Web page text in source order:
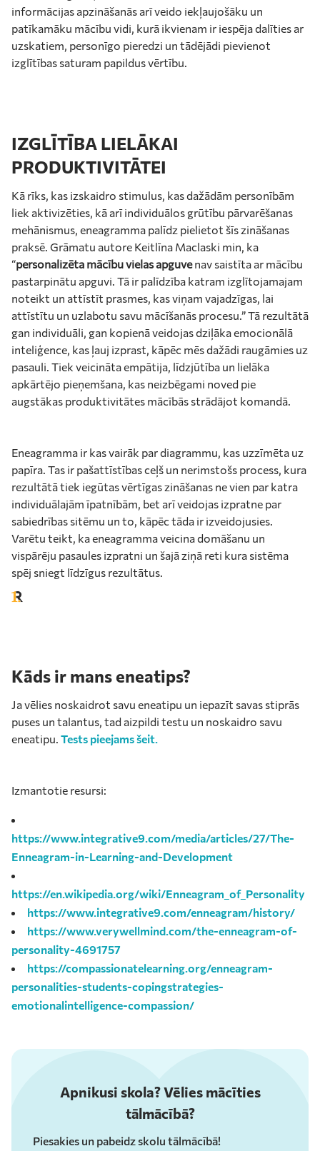
informācijas apzināšanās arī veido iekļaujošāku un
patīkamāku mācību vidi, kurā ikvienam ir iespēja dalīties ar
uzskatiem, personīgo pieredzi un tādējādi pievienot
izglītības saturam papildus vērtību.
IZGLĪTĪBA LIELĀKAI
PRODUKTIVITĀTEI
Kā rīks, kas izskaidro stimulus, kas dažādām personībām
liek aktivizēties, kā arī individuālos grūtību pārvarēšanas
mehānismus, eneagramma palīdz pielietot šīs zināšanas
praksē. Grāmatu autore Keitlīna Maclaski min, ka
“personalizēta mācību vielas apguvenav saistīta ar mācību
pastarpinātu apguvi. Tā ir palīdzība katram izglītojamajam
noteikt un attīstīt prasmes, kas viņam vajadzīgas, lai
attīstītu un uzlabotu savu mācīšanās procesu.” Tā rezultātā
gan individuāli, gan kopienā veidojas dziļāka emocionālā
inteliģence, kas ļauj izprast, kāpēc mēs dažādi raugāmies uz
pasauli. Tiek veicināta empātija, līdzjūtība un lielāka
apkārtējo pieņemšana, kas neizbēgami noved pie
augstākas produktivitātes mācībās strādājot komandā.
Eneagramma ir kas vairāk par diagrammu, kas uzzīmēta uz
papīra. Tas ir pašattīstības ceļš un nerimstošs process, kura
rezultātā tiek iegūtas vērtīgas zināšanas ne vien par katra
individuālajām īpatnībām, bet arī veidojas izpratne par
sabiedrības sitēmu un to, kāpēc tāda ir izveidojusies.
Varētu teikt, ka eneagramma veicina domāšanu un
vispārēju pasaules izpratni un šajā ziņā reti kura sistēma
spēj sniegt līdzīgus rezultātus.
Kāds ir mans eneatips?
Ja vēlies noskaidrot savu eneatipu un iepazīt savas stiprās
puses un talantus, tad aizpildi testu un noskaidro savu
eneatipu. Tests pieejams šeit.
Izmantotie resursi:
https://www.integrative9.com/media/articles/27/The-
Enneagram-in-Learning-and-Development
https://en.wikipedia.org/wiki/Enneagram_of_Personality
https://www.integrative9.com/enneagram/history/
https://www.verywellmind.com/the-enneagram-of-
personality-4691757
https://compassionatelearning.org/enneagram-
personalities-students-copingstrategies-
emotionalintelligence-compassion/
Apnikusi skola? Vēlies mācīties
tālmācībā?
Piesakies un pabeidz skolu tālmācībā!